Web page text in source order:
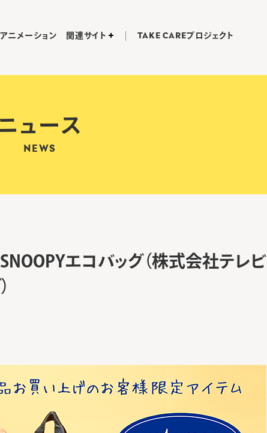
アニメーション 関連サイト TAKE CAREプロジェクト
ュース
NEWS
エコバッグ（株式会社テレビ